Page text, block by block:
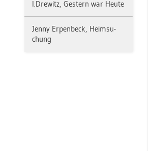
I.​Dre­witz, Ges­tern war Heute
Jenny Er­pen­beck, Heim­su­
chung